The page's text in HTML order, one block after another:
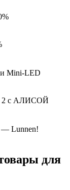
Mini-LED
2 с АЛИСОЙ
— Lunnen!
для